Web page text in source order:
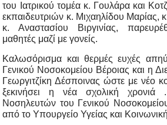
του Ιατρικού τομέα κ. Γουλάρα και
εκπαιδευτριών κ. Μιχαηλίδου Μαρίας,
κ. Αναστασίου Βιργινίας,
μαθητές μαζί με γονείς.
Καλωσόρισμα και θερμές ευχές
Γενικού Νοσοκομείου Βέροιας και η
Γεωργιτζίκη Δέσποινας ώστε με νέο
ξεκινήσει η νέα σχολική
Νοσηλευτών του Γενικού
από το Υπουργείο Υγείας και